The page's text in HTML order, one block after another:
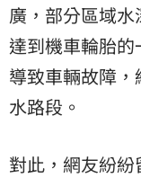
廣，部分區域
達到機車輪胎
導致車輛故障
水路段。
對此，網友紛紛